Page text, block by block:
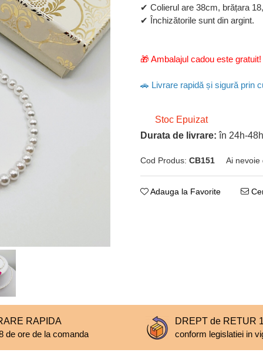
✔ Colierul are 38cm, brățara
✔ Închizătorile sunt din argint.
🎁 Ambalajul cadou este gratuit!
🚗 Livrare rapidă și sigură prin
Stoc Epuizat
Durata de livrare: în 24h-48h
Cod Produs: CB151 Ai nevoie
Adauga la Favorite
RAPIDA
de ore de la comanda
DREPT de RETUR
conform legislatiei in